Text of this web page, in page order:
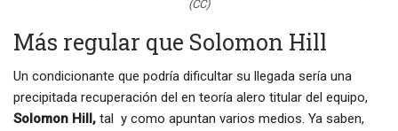
(CC)
Más regular que Solomon Hill
Un condicionante que podría dificultar su llegada sería una
precipitada recuperación del en teoría alero titular del equipo,
Solomon Hill, tal y como apuntan varios medios. Ya saben,